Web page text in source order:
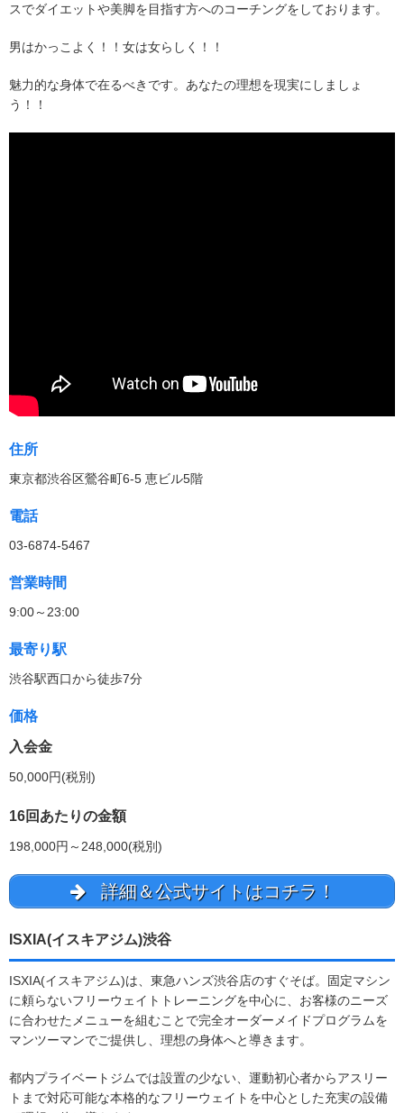
スでダイエットや美脚を目指す方へのコーチングをしております。
男はかっこよく！！女は女らしく！！
魅力的な身体で在るべきです。あなたの理想を現実にしましょ
う！！
住所
東京都渋谷区鶯谷町6-5 恵ビル5階
電話
03-6874-5467
営業時間
9:00～23:00
最寄り駅
渋谷駅西口から徒歩7分
価格
入会金
50,000円(税別)
16回あたりの金額
198,000円～248,000(税別)
詳細＆公式サイトはコチラ！
ISXIA(イスキアジム)渋谷
ISXIA(イスキアジム)は、東急ハンズ渋谷店のすぐそば。固定マシン
に頼らないフリーウェイトトレーニングを中心に、お客様のニーズ
に合わせたメニューを組むことで完全オーダーメイドプログラムを
マンツーマンでご提供し、理想の身体へと導きます。
都内プライベートジムでは設置の少ない、運動初心者からアスリー
トまで対応可能な本格的なフリーウェイトを中心とした充実の設備